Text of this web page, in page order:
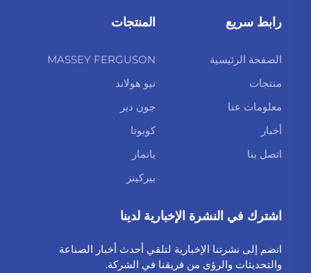
رابط سريع
الصفحة الرئيسية
منتجات
معلومات عنا
أخبار
اتصل بنا
المنتجات
MASSEY FERGUSON
نيو هولاند
جون دير
كوبوتا
يانمار
بيركينز
اشترك في النشرة الإخبارية لدينا
انضم إلى نشرتنا الإخبارية لتلقي أحدث أخبار الصناعة
والتحديثات والرؤى من فريقنا في الشركة.